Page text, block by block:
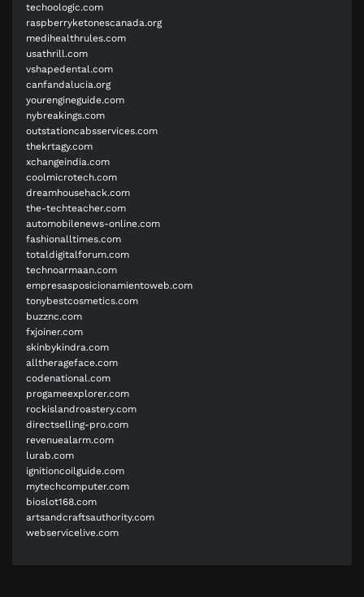
techoologic.com
raspberryketonescanada.org
medihealthrules.com
usathrill.com
vshapedental.com
canfandalucia.org
yourengineguide.com
nybreakings.com
outstationcabsservices.com
thekrtagy.com
xchangeindia.com
coolmicrotech.com
dreamhousehack.com
the-techteacher.com
automobilenews-online.com
fashionalltimes.com
totaldigitalforum.com
technoarmaan.com
empresasposicionamientoweb.com
tonybestcosmetics.com
buzznc.com
fxjoiner.com
skinbykindra.com
alltherageface.com
codenational.com
progameexplorer.com
rockislandroastery.com
directselling-pro.com
revenuealarm.com
lurab.com
ignitioncoilguide.com
mytechcomputer.com
bioslot168.com
artsandcraftsauthority.com
webservicelive.com